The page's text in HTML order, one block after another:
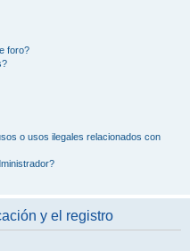
foro?
o usos ilegales relacionados con
y el registro